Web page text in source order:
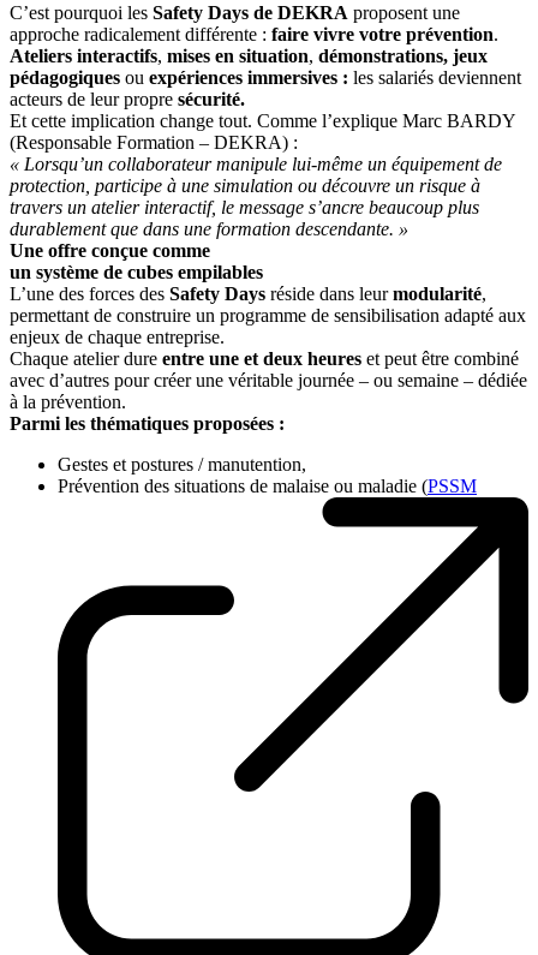
C’est pourquoi les Safety Days de DEKRA proposent une
approche radicalement différente : faire vivre votre prévention.
Ateliers interactifs, mises en situation, démonstrations, jeux
pédagogiques ou expériences immersives : les salariés deviennent
acteurs de leur propre sécurité.
Et cette implication change tout. Comme l’explique Marc BARDY
(Responsable Formation – DEKRA) :
« Lorsqu’un collaborateur manipule lui-même un équipement de
protection, participe à une simulation ou découvre un risque à
travers un atelier interactif, le message s’ancre beaucoup plus
durablement que dans une formation descendante. »
Une offre conçue comme
un système de cubes empilables
L’une des forces des Safety Days réside dans leurmodularité,
permettant de construire un programme de sensibilisation adapté aux
enjeux de chaque entreprise.
Chaque atelier dure entre une et deux heures et peut être combiné
avec d’autres pour créer une véritable journée – ou semaine – dédiée
à la prévention.
Parmi les thématiques proposées :
Gestes et postures / manutention,
Prévention des situations de malaise ou maladie (PSSM